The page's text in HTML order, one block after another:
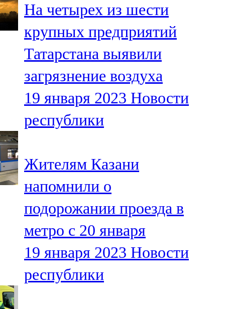
106,1 FM
Кама тамагы
71,51 FM
Кукмара
107,9 FM
Лениногорский
Мамадыш
106,2 FM
Минзәлә
107,3 FM
Мөслим
100,0 FM
На четырех из шести
крупных предприятий
Татарстана выявили
загрязнение воздуха
19 января 2023 Новости
республики
Жителям Казани
напомнили о
подорожании проезда в
метро с 20 января
19 января 2023 Новости
республики